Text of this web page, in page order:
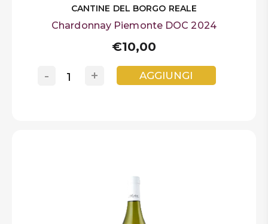
CANTINE DEL BORGO REALE
Chardonnay Piemonte DOC 2024
€10,00
+
- AGGIUNGI